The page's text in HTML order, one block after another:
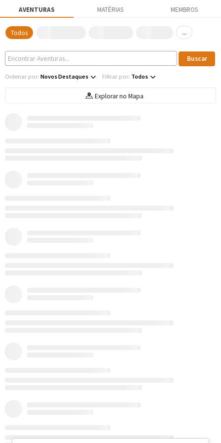
AVENTURAS MATÉRIAS MEMBROS
Todos ...
Ordenar por: Novos Destaques Filtrar por: Todos
Explorar no Mapa